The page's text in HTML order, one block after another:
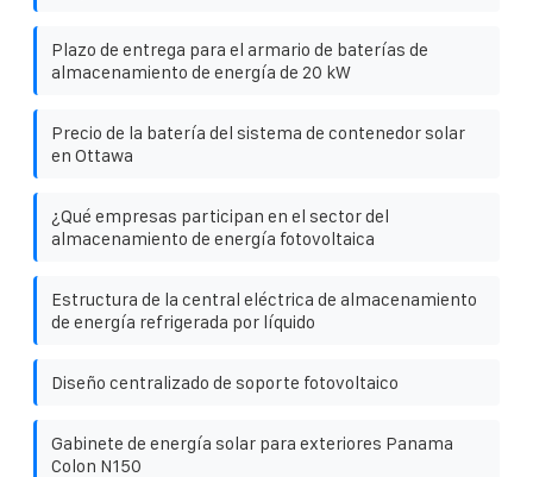
Plazo de entrega para el armario de baterías de
almacenamiento de energía de 20 kW
Precio de la batería del sistema de contenedor solar
en Ottawa
¿Qué empresas participan en el sector del
almacenamiento de energía fotovoltaica
Estructura de la central eléctrica de almacenamiento
de energía refrigerada por líquido
Diseño centralizado de soporte fotovoltaico
Gabinete de energía solar para exteriores Panama
Colon N150